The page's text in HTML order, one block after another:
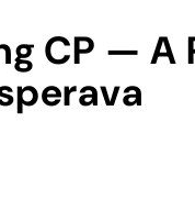
CP — A